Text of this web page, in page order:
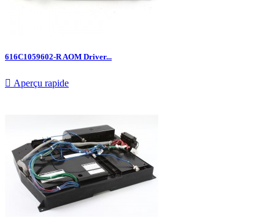
616C1059602-R AOM Driver...
 Aperçu rapide